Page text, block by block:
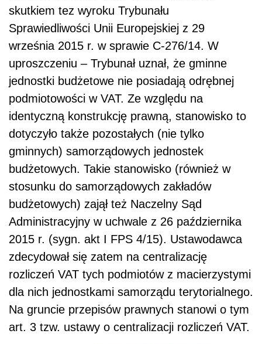
skutkiem tez wyroku Trybunału
Sprawiedliwości Unii Europejskiej z 29
września 2015 r. w sprawie C-276/14. W
uproszczeniu – Trybunał uznał, że gminne
jednostki budżetowe nie posiadają odrębnej
podmiotowości w VAT. Ze względu na
identyczną konstrukcję prawną, stanowisko to
dotyczyło także pozostałych (nie tylko
gminnych) samorządowych jednostek
budżetowych. Takie stanowisko (również w
stosunku do samorządowych zakładów
budżetowych) zajął też Naczelny Sąd
Administracyjny w uchwale z 26 października
2015 r. (sygn. akt I FPS 4/15). Ustawodawca
zdecydował się zatem na centralizację
rozliczeń VAT tych podmiotów z macierzystymi
dla nich jednostkami samorządu terytorialnego.
Na gruncie przepisów prawnych stanowi o tym
art. 3 tzw. ustawy o centralizacji rozliczeń VAT.